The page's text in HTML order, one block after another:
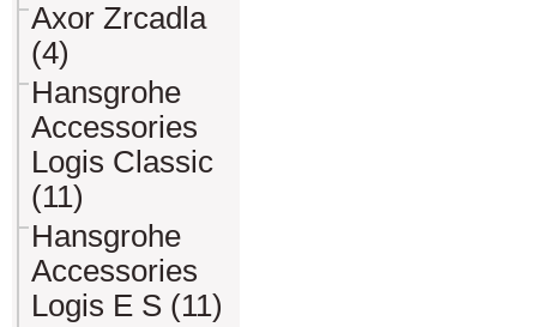
Axor Zrcadla
(4)
Hansgrohe
Accessories
Logis Classic
(11)
Hansgrohe
Accessories
Logis E S (11)